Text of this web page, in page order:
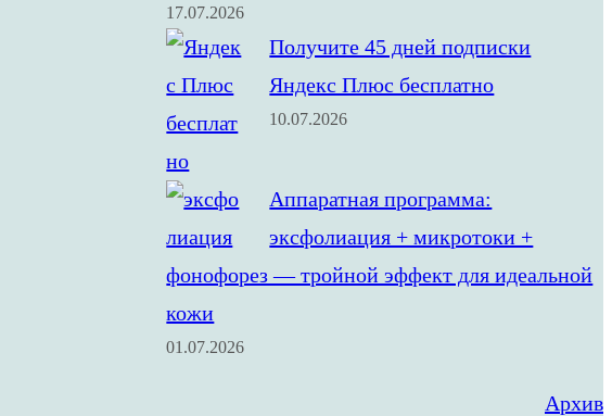
17.07.2026
Получите 45 дней подписки
Яндекс Плюс бесплатно
10.07.2026
Аппаратная программа:
эксфолиация + микротоки +
фонофорез — тройной эффект для идеальной
кожи
01.07.2026
Архив